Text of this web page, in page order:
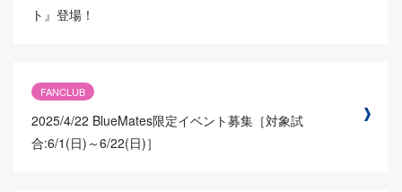
ト』登場！
FANCLUB
2025/4/22 BlueMates限定イベント募集［対象試
合:6/1(日)～6/22(日)］